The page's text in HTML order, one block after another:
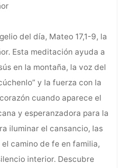
del día, Mateo 17,1-9, la
Esta meditación ayuda a
en la montaña, la voz del
y la fuerza con la
cuando aparece el
y esperanzadora para la
iluminar el cansancio, las
camino de fe en familia,
interior. Descubre